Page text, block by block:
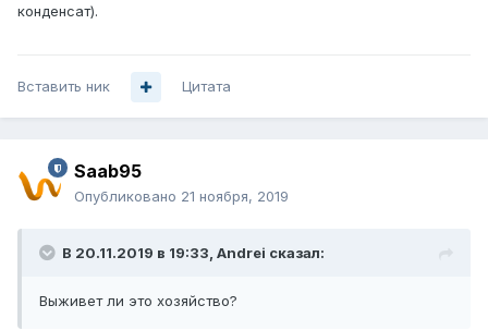
конденсат).
Вставить ник Цитата
Saab95
Опубликовано 21 ноября, 2019
В 20.11.2019 в 19:33, Andrei сказал:
Выживет ли это хозяйство?